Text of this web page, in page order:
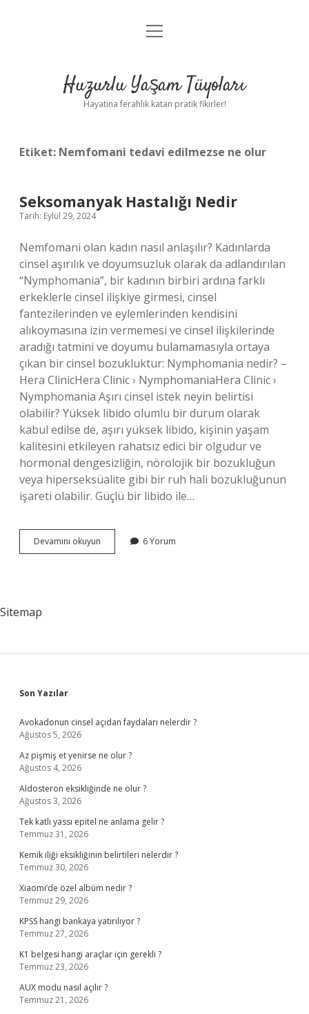
Anasayfa
Yasal Uyarı
menüyü
Huzurlu Yaşam Tüyoları
Hayatına ferahlık katan pratik fikirler!
Etiket: Nemfomani tedavi edilmezse ne olur
Seksomanyak Hastalığı Nedir
Tarih: Eylül 29, 2024
Nemfomani olan kadın nasıl anlaşılır? Kadınlarda
cinsel aşırılık ve doyumsuzluk olarak da adlandırılan
“Nymphomania”, bir kadının birbiri ardına farklı
erkeklerle cinsel ilişkiye girmesi, cinsel
fantezilerinden ve eylemlerinden kendisini
alıkoymasına izin vermemesi ve cinsel ilişkilerinde
aradığı tatmini ve doyumu bulamamasıyla ortaya
çıkan bir cinsel bozukluktur: Nymphomania nedir? –
Hera ClinicHera Clinic › NymphomaniaHera Clinic ›
Nymphomania Aşırı cinsel istek neyin belirtisi
olabilir? Yüksek libido olumlu bir durum olarak
kabul edilse de, aşırı yüksek libido, kişinin yaşam
kalitesini etkileyen rahatsız edici bir olgudur ve
hormonal dengesizliğin, nörolojik bir bozukluğun
veya hiperseksüalite gibi bir ruh hali bozukluğunun
işareti olabilir. Güçlü bir libido ile…
Devamını okuyun Seksomanyak
Hastalığı
6 Yorum
Sitemap
Sidebar
Son Yazılar
Avokadonun cinsel açıdan faydaları nelerdir ?
Ağustos 5, 2026
Az pişmiş et yenirse ne olur ?
Ağustos 4, 2026
Aldosteron eksikliğinde ne olur ?
Ağustos 3, 2026
Tek katlı yassı epitel ne anlama gelir ?
Temmuz 31, 2026
Kemik iliği eksikliğinin belirtileri nelerdir ?
Temmuz 30, 2026
Xiaomi’de özel albüm nedir ?
Temmuz 29, 2026
KPSS hangi bankaya yatırılıyor ?
Temmuz 27, 2026
K1 belgesi hangi araçlar için gerekli ?
Temmuz 23, 2026
AUX modu nasıl açılır ?
Temmuz 21, 2026